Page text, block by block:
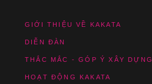
GIỚI THIỆU VỀ KAKATA
DIỄN ĐÀN
THẮC MẮC - GÓP Ý XÂY DỰNG
HOẠT ĐỘNG KAKATA